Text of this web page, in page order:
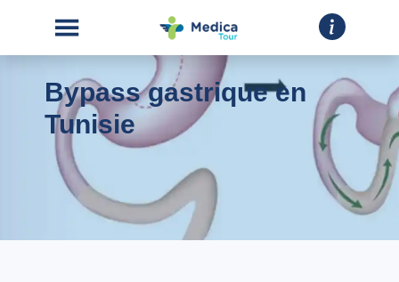
Bypass gastrique en
Tunisie